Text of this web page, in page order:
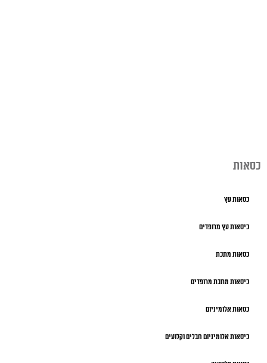
כסאות
כסאות עץ
כיסאות עץ מרופדים
כסאות מתכת
כיסאות מתכת מרופדים
כסאות אלומיניום
כיסאות אלומיניום חבלים וקלועים